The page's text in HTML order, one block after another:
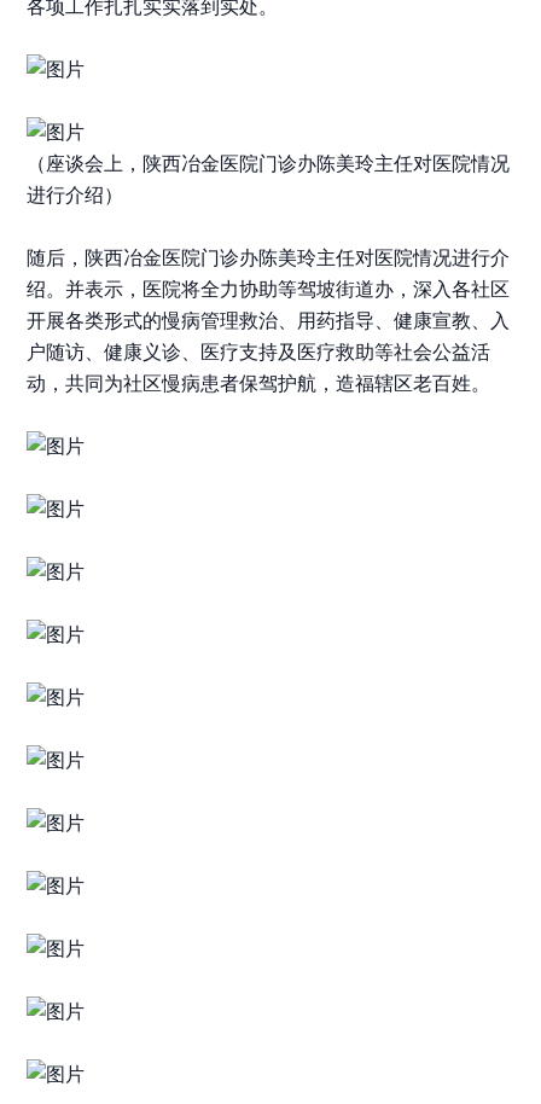
各项工作扎扎实实落到实处。
（座谈会上，陕西冶金医院门诊办陈美玲主任对医院情况
进行介绍）
随后，陕西冶金医院门诊办陈美玲主任对医院情况进行介
绍。并表示，医院将全力协助等驾坡街道办，深入各社区
开展各类形式的慢病管理救治、 用药指导、健康宣教、入
户随访、健康义诊、医疗支持及医疗救助等社会公益活
动，共同为社区慢病患者保驾护航，造福辖区老百姓。